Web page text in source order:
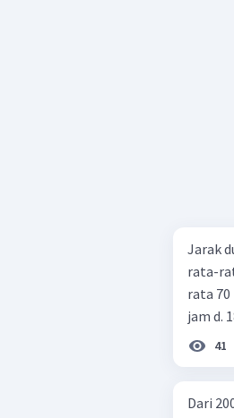
Jarak
rata-
rata 70
jam
41
Dari